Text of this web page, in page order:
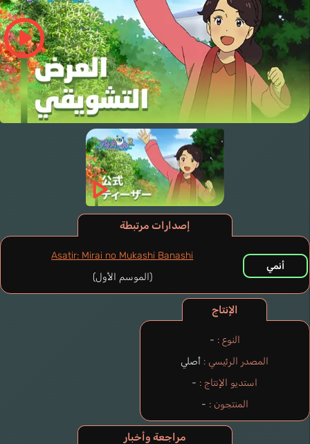
مراجعة وأخبار
الإنتاج
النوع : -
المصدر الرئيسي : أصلي
استديو الإنتاج : -
المنتجون : -
إصدارات مرتبطة
أنمي
Asatir: Mirai no Mukashi Banashi
(الموسم الأول)